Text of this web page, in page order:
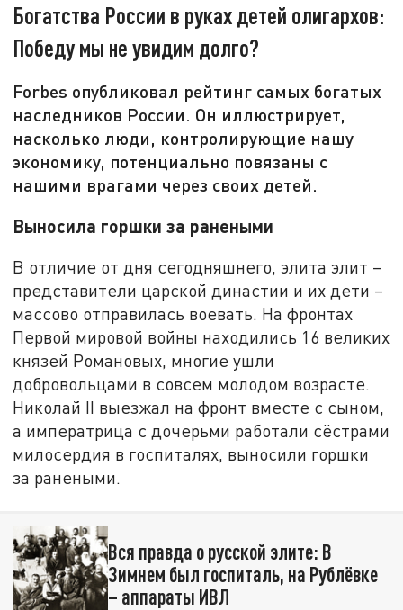
Богатства России в руках детей олигархов:
Победу мы не увидим долго?
Forbes опубликовал рейтинг самых богатых
наследников России. Он иллюстрирует,
насколько люди, контролирующие нашу
экономику, потенциально повязаны с
нашими врагами через своих детей.
Выносила горшки за ранеными
В отличие от дня сегодняшнего, элита элит –
представители царской династии и их дети –
массово отправилась воевать. На фронтах
Первой мировой войны находились 16 великих
князей Романовых, многие ушли
добровольцами в совсем молодом возрасте.
Николай II выезжал на фронт вместе с сыном,
а императрица с дочерьми работали сёстрами
милосердия в госпиталях, выносили горшки
за ранеными.
Вся правда о русской элите: В
Зимнем был госпиталь, на Рублёвке
– аппараты ИВЛ